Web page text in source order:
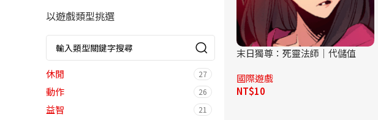
以遊戲類型挑選
休閒 27
動作 26
益智 21
末日獨尊：死靈法師｜代儲值
國際遊戲
NT$10